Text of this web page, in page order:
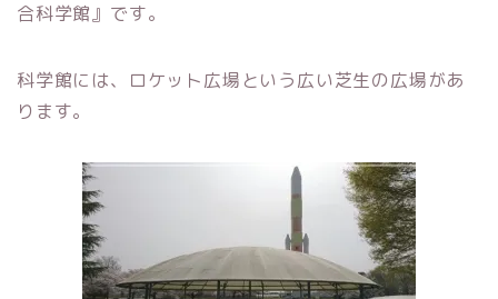
合科学館』です。
科学館には、ロケット広場という広い芝生の広場があ
ります。